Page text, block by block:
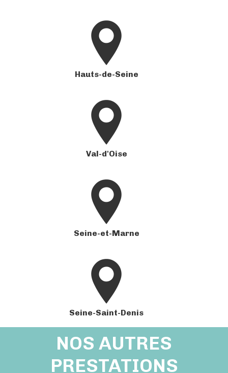
Hauts-de-Seine
Val-d'Oise
Seine-et-Marne
Seine-Saint-Denis
NOS AUTRES
PRESTATIONS